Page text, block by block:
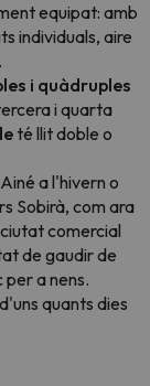
equipat: amb
individuals, aire
i quàdruples
i quarta
té llit doble o
a l'hivern o
Sobirà, com ara
comercial
de gaudir de
per a nens.
quants dies